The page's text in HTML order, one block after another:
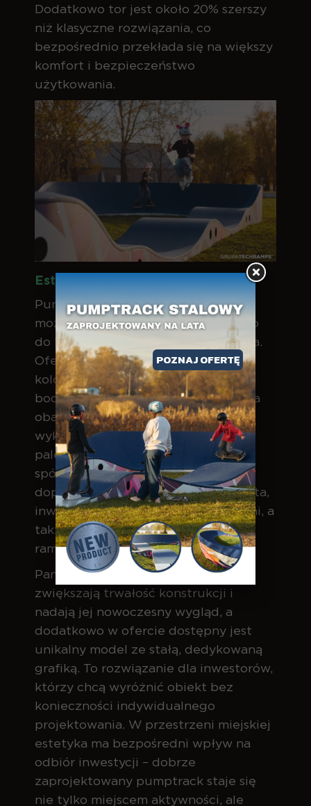
Dodatkowo tor jest około 20% szerszy
niż klasyczne rozwiązania, co
bezpośrednio przekłada się na większy
komfort i bezpieczeństwo
użytkowania.
Estetyka i personalizacja
Pumptrack stalowy daje szerokie
możliwości dopasowania wizualnego
do konkretnego projektu i otoczenia.
Oferujemy standardową paletę
kolorów nawierzchni jezdnej i paneli
bocznych, jednak na życzenie klienta
oba te elementy mogą zostać
wykonane w dowolnym kolorze z
palety RAL. Umożliwia to tworzenie
spójnych wizualnie realizacji
dopasowanych do identyfikacji miasta,
inwestora lub charakteru przestrzeni, a
także łączenie różnych kolorów w
ramach jednego toru.
Panele boczne wykonane z dibondu
zwiększają trwałość konstrukcji i
nadają jej nowoczesny wygląd, a
dodatkowo w ofercie dostępny jest
unikalny model ze stałą, dedykowaną
grafiką. To rozwiązanie dla inwestorów,
którzy chcą wyróżnić obiekt bez
konieczności indywidualnego
projektowania. W przestrzeni miejskiej
estetyka ma bezpośredni wpływ na
odbiór inwestycji – dobrze
zaprojektowany pumptrack staje się
nie tylko miejscem aktywności, ale
POZNAJ OFERTĘ